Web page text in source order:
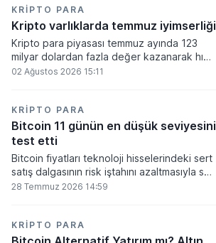
çalışmalarındaki belirsizliklerle baskı altında
kalmaya devam ediyor.
KRIPTO PARA
Kripto varlıklarda temmuz iyimserliği
Kripto para piyasası temmuz ayında 123
milyar dolardan fazla değer kazanarak hızlı
bir toparlanma sürecine girdi. Bitcoin ve
2 trilyon 159 milyar 780 milyon dolar
seviyesine ulaştı.
02 Ağustos 2026 15:11
KRIPTO PARA
Bitcoin 11 günün en düşük seviyesini
test etti
Bitcoin fiyatları teknoloji hisselerindeki sert
satış dalgasının risk iştahını azaltmasıyla son
11 günün en düşük seviyesine indi.
28 Temmuz 2026 14:59
KRIPTO PARA